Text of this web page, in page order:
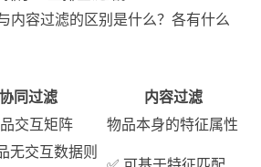
内容过滤的区别是什么？各有什么
协同过滤
内容过滤
交互矩阵
物品本身的特征属性
无交互数据则